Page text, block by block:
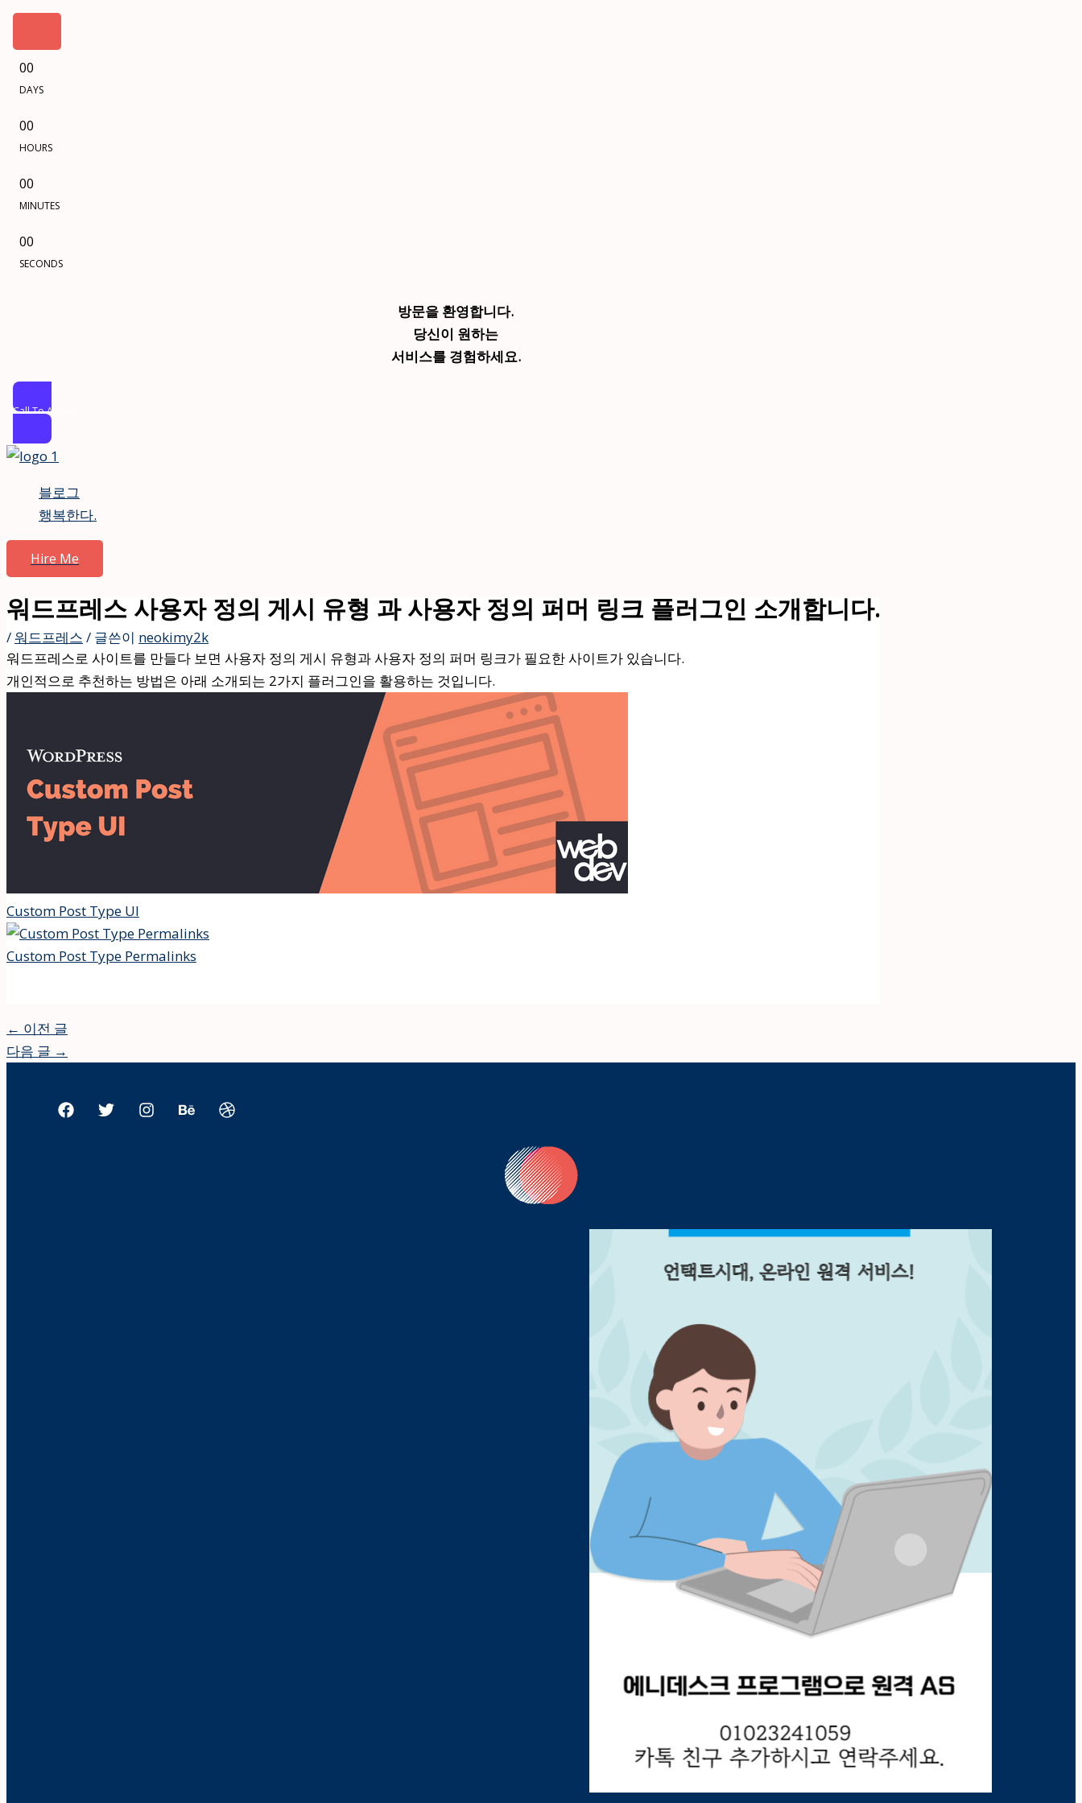
00
DAYS
00
HOURS
00
MINUTES
00
SECONDS
방문을 환영합니다.
당신이 원하는
서비스를 경험하세요.
Call To Action
콘
건
기
블로그
행복한다.
Hire Me
워드프레스 사용자 정의 게시 유형 과 사용자 정의 퍼머 링크 플러그인 소개합니다.
/ 워드프레스 / 글쓴이 neokimy2k
워드프레스로 사이트를 만들다 보면 사용자 정의 게시 유형과 사용자 정의 퍼머 링크가 필요한 사이트가 있습니다.
개인적으로 추천하는 방법은 아래 소개되는 2가지 플러그인을 활용하는 것입니다.
Custom Post Type UI
Custom Post Type Permalinks
← 이전 글
다음 글 →